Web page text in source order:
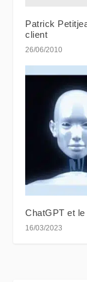
Patrick
client
26/06/2010
ChatGPT et
16/03/2023